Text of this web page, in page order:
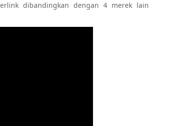
dibandingkan dengan 4 merek lain